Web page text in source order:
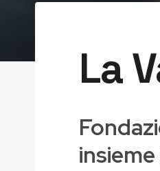
La